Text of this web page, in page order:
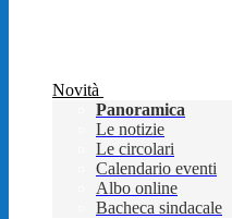
Novità
Panoramica
Le notizie
Le circolari
Calendario eventi
Albo online
Bacheca sindacale